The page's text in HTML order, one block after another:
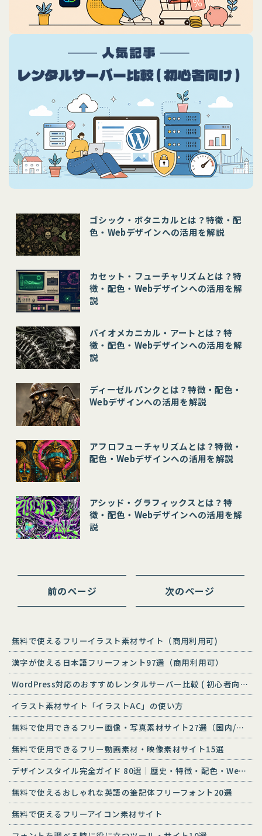
ゴシック・ボタニカルとは？特徴・配
色・Webデザインへの活用を解説
カセット・フューチャリズムとは？特
徴・配色・Webデザインへの活用を解
説
バイオメカニカル・アートとは？特
徴・配色・Webデザインへの活用を解
説
ディーゼルパンクとは？特徴・配色・
Webデザインへの活用を解説
アフロフューチャリズムとは？特徴・
配色・Webデザインへの活用を解説
アシッド・グラフィックスとは？特
徴・配色・Webデザインへの活用を解
説
前のページ 次のページ
無料で使えるフリーイラスト素材サイト（商用利用可)
漢字が使える日本語フリーフォント97選（商用利用可）
WordPress対応のおすすめレンタルサーバー比較 ( 初心者向け )
イラスト素材サイト「イラストAC」の使い方
無料で使用できるフリー画像・写真素材サイト27選（国内/海外）
無料で使用できるフリー動画素材・映像素材サイト15選
デザインスタイル完全ガイド 80選｜歴史・特徴・配色・Web活用
無料で使えるおしゃれな英語の筆記体フリーフォント20選
無料で使えるフリーアイコン素材サイト